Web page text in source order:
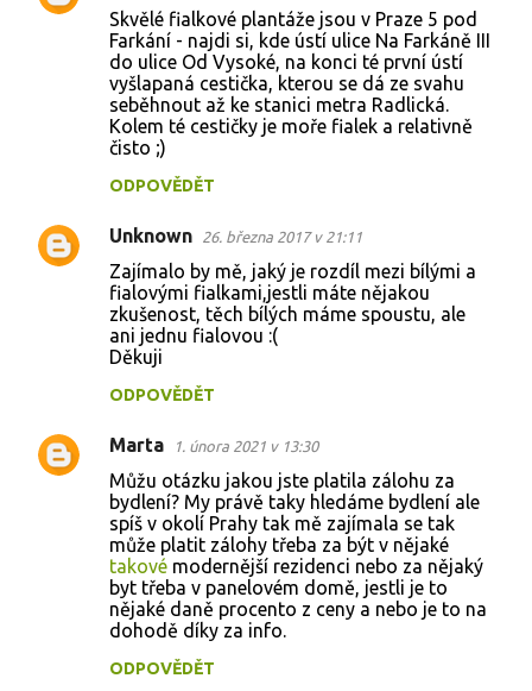
Skvělé fialkové plantáže jsou v Praze 5 pod
Farkání - najdi si, kde ústí ulice Na Farkáně III
do ulice Od Vysoké, na konci té první ústí
vyšlapaná cestička, kterou se dá ze svahu
seběhnout až ke stanici metra Radlická.
Kolem té cestičky je moře fialek a relativně
čisto ;)
ODPOVĚDĚT
Unknown 26. března 2017 v 21:11
Zajímalo by mě, jaký je rozdíl mezi bílými a
fialovými fialkami,jestli máte nějakou
zkušenost, těch bílých máme spoustu, ale
ani jednu fialovou :(
Děkuji
ODPOVĚDĚT
Marta 1. února 2021 v 13:30
Můžu otázku jakou jste platila zálohu za
bydlení? My právě taky hledáme bydlení ale
spíš v okolí Prahy tak mě zajímala se tak
může platit zálohy třeba za být v nějaké
takové modernější rezidenci nebo za nějaký
byt třeba v panelovém domě, jestli je to
nějaké daně procento z ceny a nebo je to na
dohodě díky za info.
ODPOVĚDĚT